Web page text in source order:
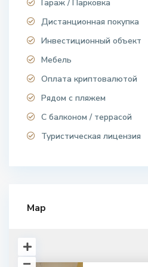
Гараж / Парковка
Дистанционная покупка
Инвестиционный объект
Мебель
Оплата криптовалютой
Рядом с пляжем
С балконом / террасой
Туристическая лицензия
Map